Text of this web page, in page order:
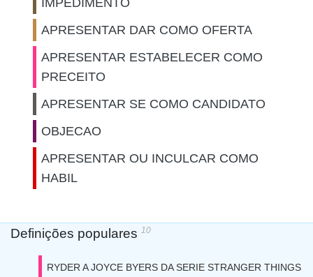
IMPEDIMENTO
APRESENTAR DAR COMO OFERTA
APRESENTAR ESTABELECER COMO
PRECEITO
APRESENTAR SE COMO CANDIDATO
OBJECAO
APRESENTAR OU INCULCAR COMO
HABIL
Definições populares 10
RYDER A JOYCE BYERS DA SERIE STRANGER THINGS